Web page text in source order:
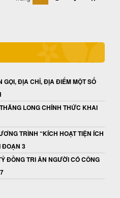
GỌI, ĐỊA CHỈ, ĐỊA ĐIỂM MỘT SỐ
LONG CHÍNH THỨC KHAI
TRÌNH “KÍCH HOẠT TIỆN ÍCH
ĐOẠN 3
ĐỒNG TRI ÂN NGƯỜI CÓ CÔNG